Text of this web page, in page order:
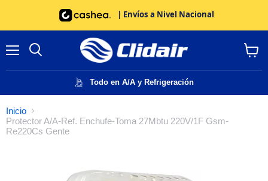
| Envíos a Nivel Nacional
Todo en A/A y Refrigeración
carrito
Inicio
Protector A/A-Ref. Enchufe-Toma 27Mbtu 220V/1F Gsm-
Re220Cs Gente